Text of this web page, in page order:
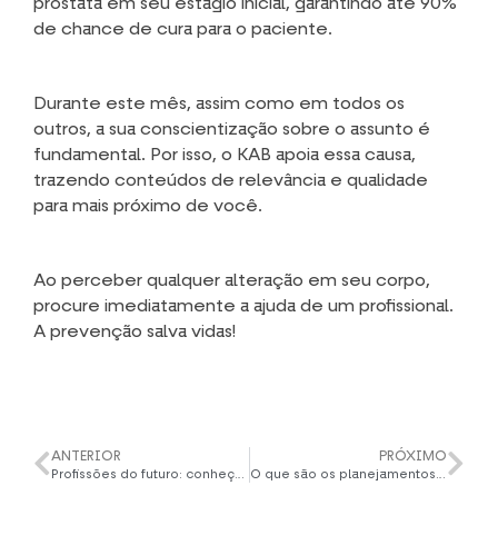
de chance de cura para o paciente.
Durante este mês, assim como em todos os
outros, a sua conscientização sobre o assunto é
fundamental. Por isso, o KAB apoia essa causa,
trazendo conteúdos de relevância e qualidade
para mais próximo de você.
Ao perceber qualquer alteração em seu corpo,
procure imediatamente a ajuda de um profissional.
A prevenção salva vidas!
ANTERIOR PRÓXIMO